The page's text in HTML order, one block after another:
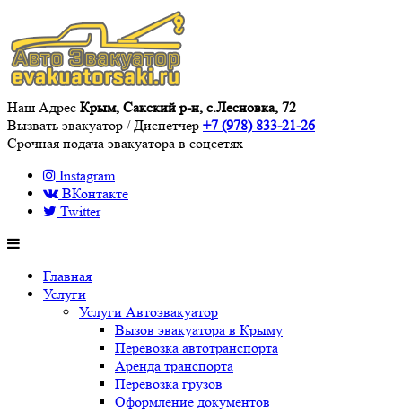
Наш Адрес Крым, Сакский р-н, с.Лесновка, 72
Вызвать эвакуатор / Диспетчер +7 (978) 833-21-26
Срочная подача эвакуатора в соцсетях
Instagram
ВКонтакте
Twitter
Главная
Услуги
Услуги Автоэвакуатор
Вызов эвакуатора в Крыму
Перевозка автотранспорта
Аренда транспорта
Перевозка грузов
Оформление документов